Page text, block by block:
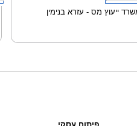
ייעוץ מס - עזרא בנימין